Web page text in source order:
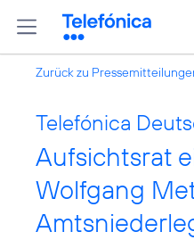
Zurück zu
Telefónica
Aufsichtsrat
Wolfgang